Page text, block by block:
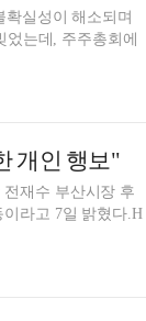
실성이 해소되며
는데, 주주총회에
개인 행보"
재수 부산시장 후
라고 7일 밝혔다.H